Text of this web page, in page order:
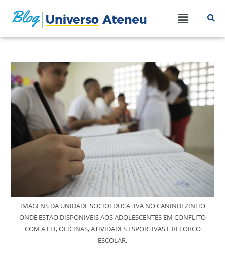
IMAGENS DA UNIDADE SOCIOEDUCATIVA NO CANINDEZINHO
ONDE ESTAO DISPONIVEIS AOS ADOLESCENTES EM CONFLITO
COM A LEI, OFICINAS, ATIVIDADES ESPORTIVAS E REFORCO
ESCOLAR.